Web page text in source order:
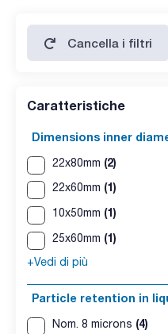
Cancella i filtri
Caratteristiche
Dimensions inner
22x80mm (2)
22x60mm (1)
10x50mm (1)
25x60mm (1)
+Vedi di più
Particle retention in
Nom. 8 microns (4)